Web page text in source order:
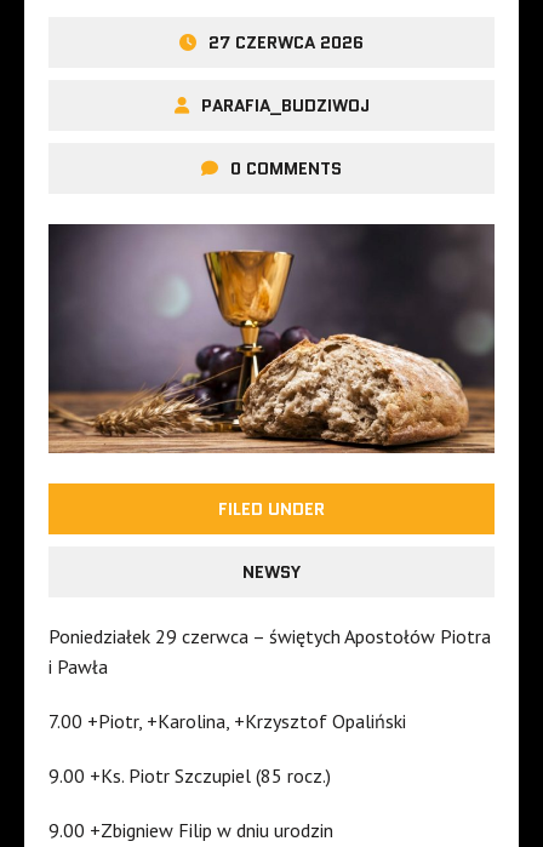
27 CZERWCA 2026
PARAFIA_BUDZIWOJ
0 COMMENTS
FILED UNDER
NEWSY
Poniedziałek 29 czerwca – świętych Apostołów Piotra
i Pawła
7.00 +Piotr, +Karolina, +Krzysztof Opaliński
9.00 +Ks. Piotr Szczupiel (85 rocz.)
9.00 +Zbigniew Filip w dniu urodzin